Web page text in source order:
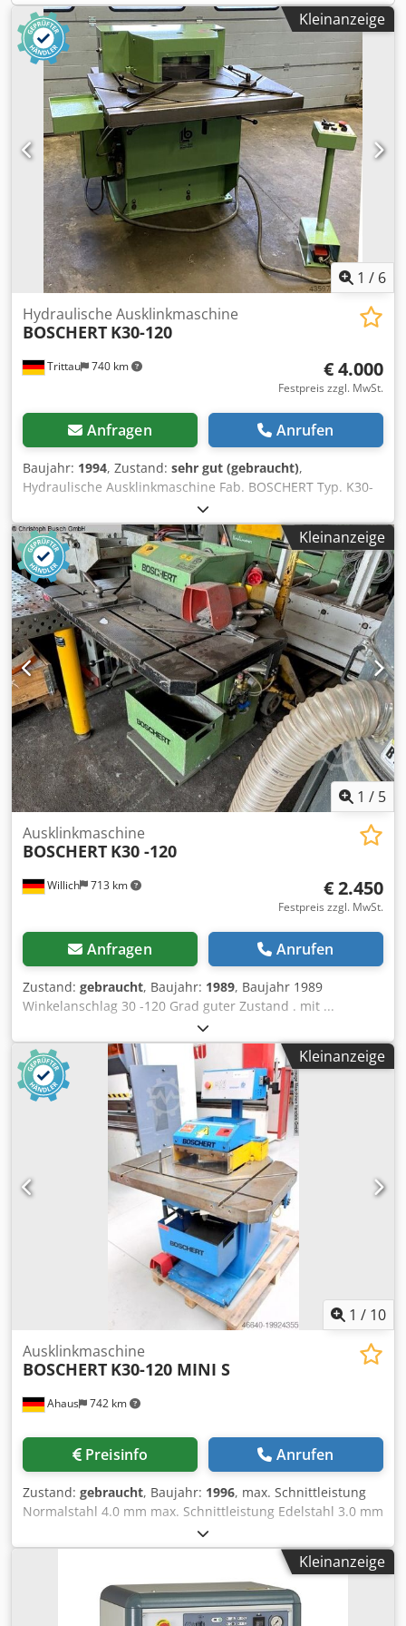
Kleinanzeige
1 / 6
Trittau 740 km
Hydraulische Ausklinkmaschine
BOSCHERT K30-120
€ 4.000
Festpreis zzgl. MwSt.
Anfragen Anrufen
Baujahr: 1994, Zustand: sehr gut (gebraucht),
Hydraulische Ausklinkmaschine Fab. BOSCHERT Typ. K30-
120 Sehr guter Zustand, Bj. 1994 Technische Daten
Fabrikat BOSCHERT Type: K30-120 Djdehygztjpfx Ad Ieck
Baujahr: 1994 Schnittleistung: 6 mm in St 40 / 4 mm in
Niro Messerlänge: 200 mm Schnittwinkel: 30-120°
Arbeitshub: 40 mm Tischhöhe: 900 mm Anschlußleistung:
6 kVA Gewicht: ca. 1600 kg Abmessungen: ca. 1500 x 1200 x
1300 mm Alle Angaben ohne Gewähr. Die Maschine
befindet sich in einem sehr guten Zustand. Eine
Vorführung unter Strom ist jederzeit in unserer
Ausstellungshalle möglich.
Kleinanzeige
1 / 5
Willich 713 km
Ausklinkmaschine
BOSCHERT K30 -120
€ 2.450
Festpreis zzgl. MwSt.
Anfragen Anrufen
Zustand: gebraucht, Baujahr: 1989, Baujahr 1989
Winkelanschlag 30 -120 Grad guter Zustand . mit ...
Anschlag Gewicht 600 kg +++++ Bitte beachten Sie, dass
die Maschine im demontierten und verladebereiten
Dedoliuihjpfx Ad Ieck Zustand ist. Aus diesem Grund ist
eine Vorführung unter Strom oder die Fertigung eines
Videos nicht möglich. Darüber hinaus enthält unsere
Anzeige die aussagefähigsten Fotos von bestmöglicher
Qualität. Die Zusendung weiterer Bilder ist leider nicht
Kleinanzeige
1 / 10
Ahaus 742 km
Ausklinkmaschine
BOSCHERT K30-120 MINI S
Preisinfo Anrufen
Zustand: gebraucht, Baujahr: 1996, max. Schnittleistung
Normalstahl 4.0 mm max. Schnittleistung Edelstahl 3.0 mm
Winkeleinstellung stufenlos von - bis 30 - 120 Grad
Messerlänge 150 x 150 mm Arbeitshöhe 900 mm Tisch:
1000 x 650 mm Motorleistung 3.0 kW Gewicht 850 kg
Abmessung L-B-H 1250 x 1000 x 1160 mm Dcodpfxsxabpdj
Ad Ijk Ausstattung: - Ausklinkmaschine mit
Kleinanzeige